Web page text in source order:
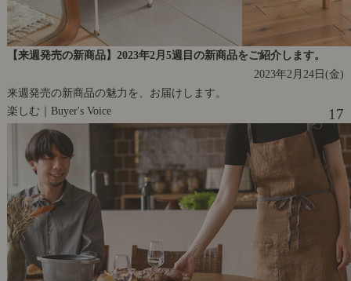
【来週発売の新商品】2023年2月5週目の新商品をご紹介します。
2023年2月24日(金)
来週発売の新商品の魅力を、お届けします。
楽しむ｜Buyer's Voice
17